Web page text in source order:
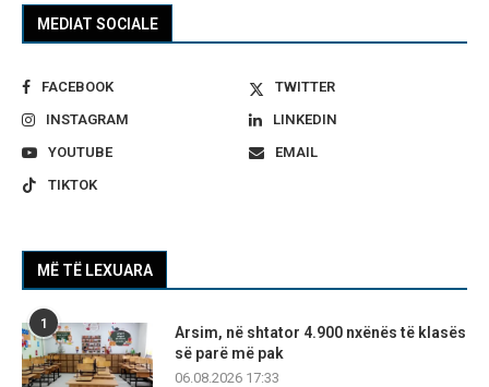
MEDIAT SOCIALE
FACEBOOK
TWITTER
INSTAGRAM
LINKEDIN
YOUTUBE
EMAIL
TIKTOK
MË TË LEXUARA
1
Arsim, në shtator 4.900 nxënës të klasës
së parë më pak
06.08.2026 17:33